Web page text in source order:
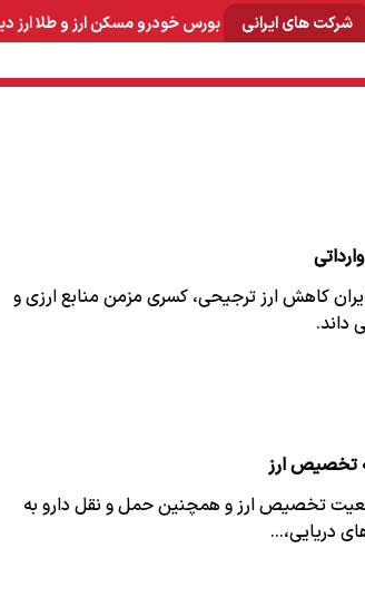
شرکت های ایرانی بورسخودرومسکنارز و طلاارز
کاهش ارز ترجیحی، کسری مزمن منابع ارزی و
داند.
تخصیص ارز و همچنین حمل و نقل دارو به
دریایی،…